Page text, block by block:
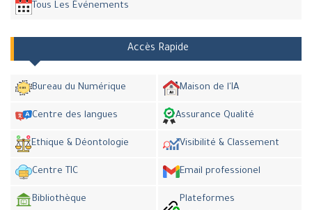
Tous Les Événements
Accès Rapide
Bureau du Numérique Maison de l'IA
Centre des langues Assurance Qualité
Ethique & Déontologie Visibilité & Classement
Centre TIC Email professionel
Bibliothèque
Plateformes